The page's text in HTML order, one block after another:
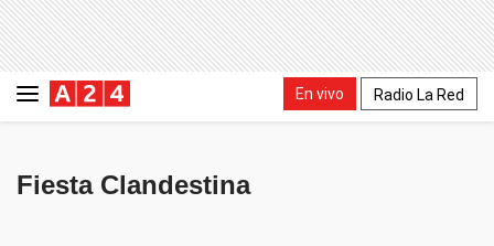
En vivo Radio La Red
Fiesta Clandestina